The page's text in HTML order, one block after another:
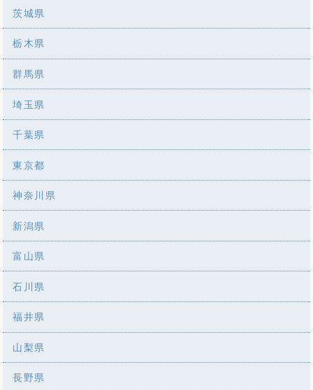
茨城県
栃木県
群馬県
埼玉県
千葉県
東京都
神奈川県
新潟県
富山県
石川県
福井県
山梨県
長野県